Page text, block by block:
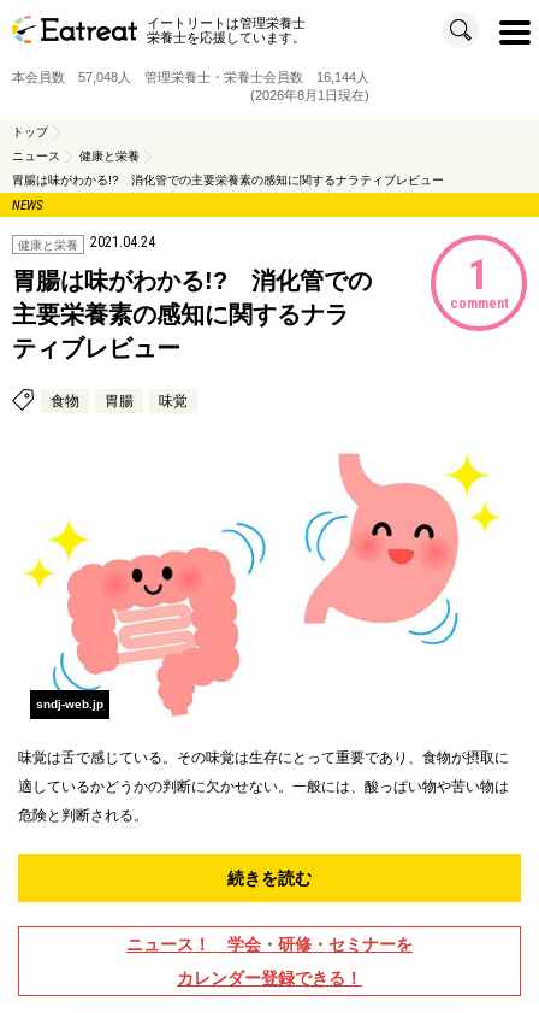
イートリートは管理栄養士
栄養士を応援しています。
t
o
i
本会員数 57,048人 管理栄養士・栄養士会員数 16,144人
(2026年8月1日現在)
トップ
ニュース
健康と栄養
胃腸は味がわかる!? 消化管での主要栄養素の感知に関するナラティブレビュー
NEWS
健康と栄養 2021.04.24
胃腸は味がわかる!? 消化管での
主要栄養素の感知に関するナラ
ティブレビュー
食物 胃腸 味覚
1
comment
sndj-web.jp
味覚は舌で感じている。その味覚は生存にとって重要であり、食物が摂取に
適しているかどうかの判断に欠かせない。一般には、酸っぱい物や苦い物は
危険と判断される。
続きを読む
ニュース！ 学会・研修・セミナーを
カレンダー登録できる！